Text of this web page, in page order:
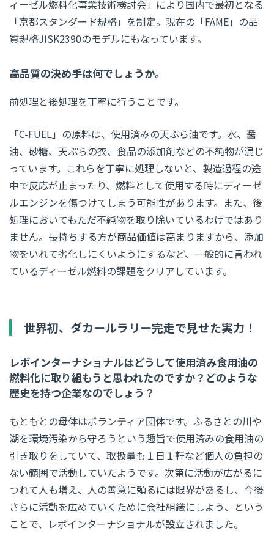
ィーゼル燃料化事業技術検討会」により国内で最初となる
「京都スタンダード規格」を制定。現在の「FAME」の品
質規格JISK2390のモデルにもなっています。
高品質の決め手は何でしょうか。
前処理と後処理を丁寧に行うことです。
「C-FUEL」の原料は、使用済みの天ぷら油です。水、醤
油、砂糖、天ぷらの衣、食品の添加剤などの不純物が混じ
っています。これらを丁寧に処理しないと、製造過程の途
中で反応が止まったり、燃料として使用する時にディーゼ
ルエンジンを傷つけてしまう可能性があります。また、後
処理においてもただ不純物を取り除いているわけではあり
ません。長持ちする方が商品価値は高まりますから、添加
物をいれて劣化しにくいようにするなど、一般的に言われ
ているディーゼル燃料の課題をクリアしています。
世界初、ダカールラリー完走で見せた実力！
レボインターナショナルはどうして使用済み食用油の
燃料化に取り組もうと思われたのですか？どのような
歴史を持つ企業なのでしょう？
もともとの母体はボランティア団体です。ふるさとの川や
湖を環境汚染から守ろうという趣旨で使用済みの食用油の
引き取りをしていて、取扱量も１日１軒など個人の負担の
ない範囲で活動していたようです。次第に活動が広がるに
つれて人も増え、人の善意に頼るには限界があるし、今後
さらに活動を広めていくために会社組織にしよう、という
ことで、レボインターナショナルが設立されました。